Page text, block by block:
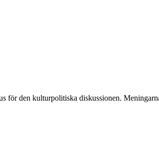
för den kulturpolitiska diskussionen.